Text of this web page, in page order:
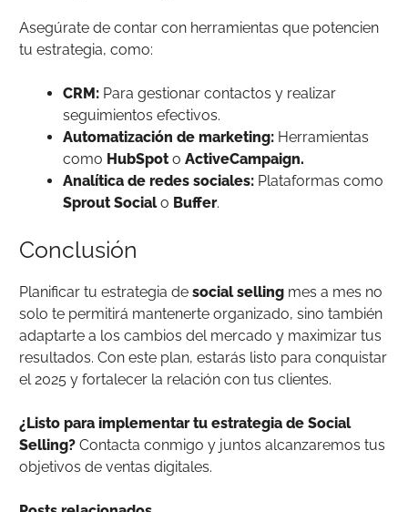
Asegúrate de contar con herramientas que potencien
tu estrategia, como:
CRM: Para gestionar contactos y realizar
seguimientos efectivos.
Automatización de marketing: Herramientas
como HubSpot o ActiveCampaign.
Analítica de redes sociales: Plataformas como
Sprout Socialo Buffer.
Conclusión
Planificar tu estrategia de social selling mes a mes no
solo te permitirá mantenerte organizado, sino también
adaptarte a los cambios del mercado y maximizar tus
resultados. Con este plan, estarás listo para conquistar
el 2025 y fortalecer la relación con tus clientes.
¿Listo para implementar tu estrategia de Social
Selling? Contacta conmigo y juntos alcanzaremos tus
objetivos de ventas digitales.